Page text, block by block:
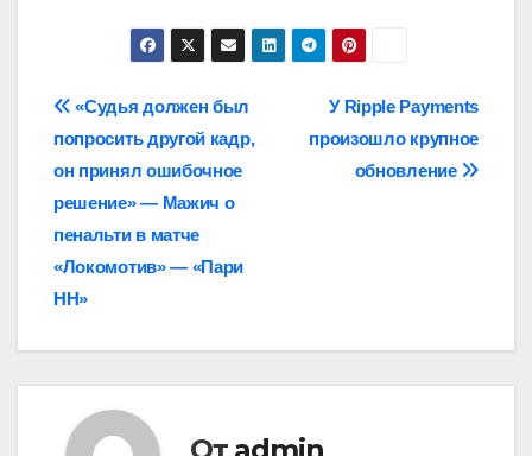
Навигация
по
записям
У Ripple Payments
произошло крупное
обновление
«Судья должен был
попросить другой кадр,
он принял ошибочное
решение» — Мажич о
пенальти в матче
«Локомотив» — «Пари
НН»